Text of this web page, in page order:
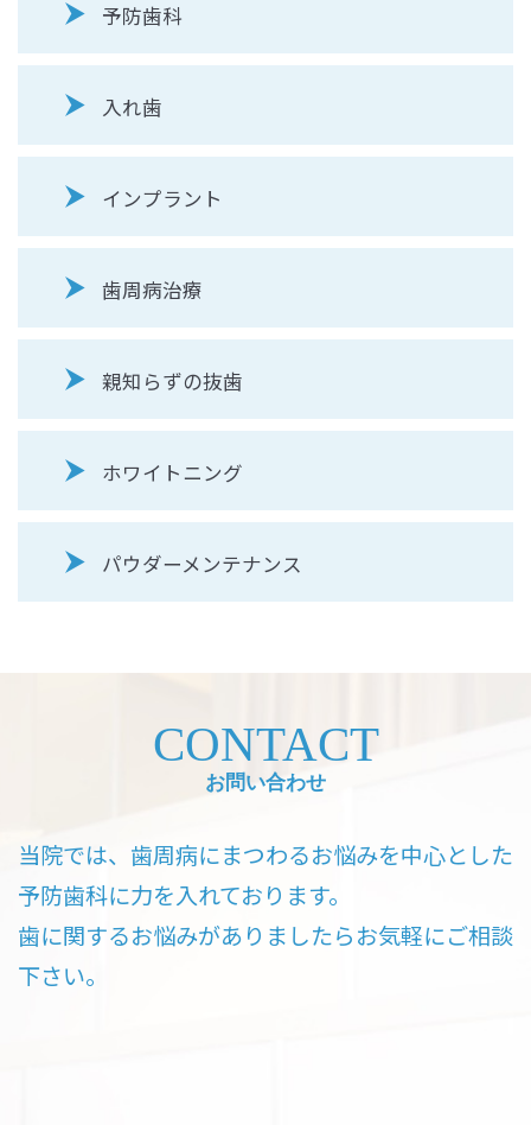
予防歯科
入れ歯
インプラント
歯周病治療
親知らずの抜歯
ホワイトニング
パウダーメンテナンス
CONTACT
お問い合わせ
当院では、歯周病にまつわるお悩みを中心とした
予防歯科に力を入れております。
歯に関するお悩みがありましたらお気軽にご相談
下さい。